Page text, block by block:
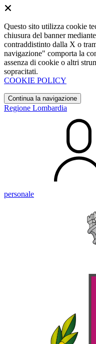
Questo sito utilizza cookie
chiusura del banner
contraddistinto dalla X o
navigazione" comporta la
assenza di cookie o altri
sopracitati.
COOKIE POLICY
Continua la navigazione
Regione Lombardia
personale